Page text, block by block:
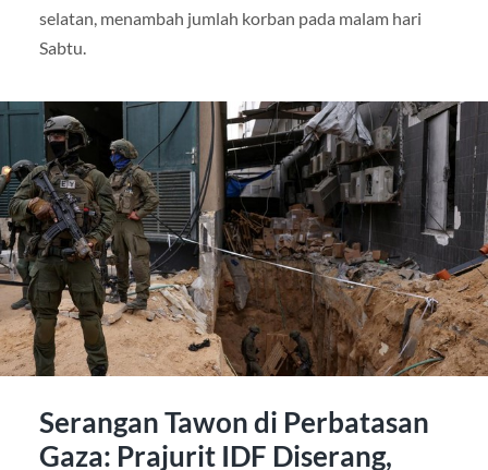
selatan, menambah jumlah korban pada malam hari
Sabtu.
Serangan Tawon di Perbatasan
Gaza: Prajurit IDF Diserang,